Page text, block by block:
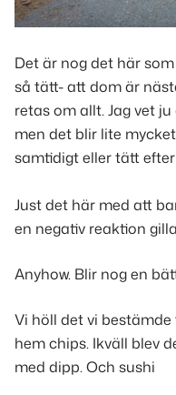
Det är nog det här
så tätt- att dom är
retas om allt. Jag vet
men det blir lite
samtidigt eller tätt
Just det här med att
en negativ reaktion
Anyhow. Blir nog en
Vi höll det vi
hem chips. Ikväll blev
med dipp. Och sushi